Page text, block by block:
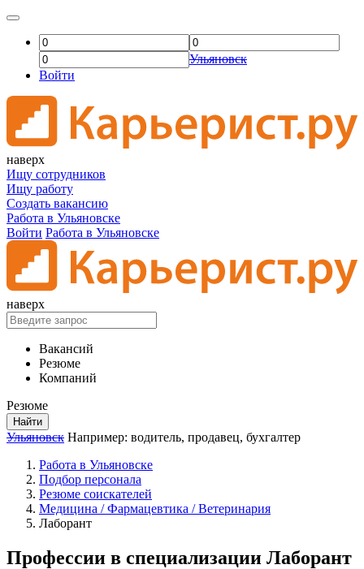
Ульяновск
Войти
наверх
Ищу сотрудников
Ищу работу
Создать вакансию
Работа в Ульяновске
Войти Работа в Ульяновске
наверх
Вакансий
Резюме
Компаний
Резюме
Найти
Ульяновск Например: водитель, продавец, бухгалтер
Работа в Ульяновске
Подбор персонала
Резюме соискателей
Медицина / Фармацевтика / Ветеринария
Лаборант
Профессии в специализации Лаборант